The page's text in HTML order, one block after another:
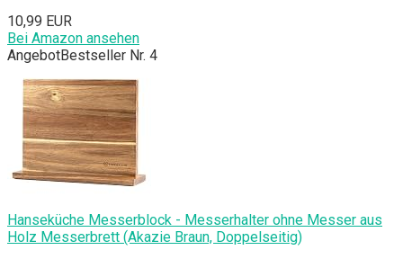
10,99 EUR
Bei Amazon ansehen
AngebotBestseller Nr. 4
Hanseküche Messerblock - Messerhalter ohne Messer aus
Holz Messerbrett (Akazie Braun, Doppelseitig)